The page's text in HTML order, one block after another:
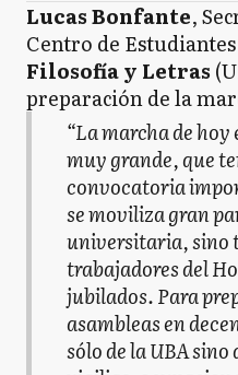
Lucas Bonfante,
Centro de
Filosofía y Letras
preparación de la
“La marcha de hoy
muy grande, que
convocatoria
se moviliza gran
universitaria, sino
trabajadores del
jubilados. Para
asambleas en
sólo de la UBA